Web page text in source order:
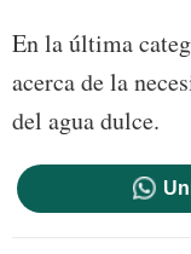
En la última
acerca de la
del agua dulce.